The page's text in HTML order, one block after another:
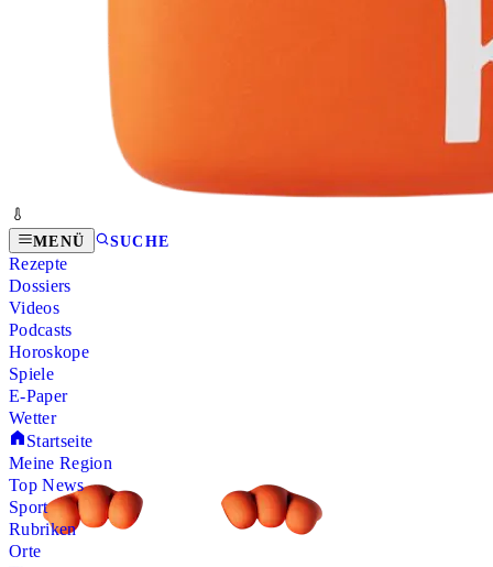
MENÜ SUCHE
Rezepte
Dossiers
Videos
Podcasts
Horoskope
Spiele
E-Paper
Wetter
Startseite
Meine Region
Top News
Sport
Rubriken
Orte